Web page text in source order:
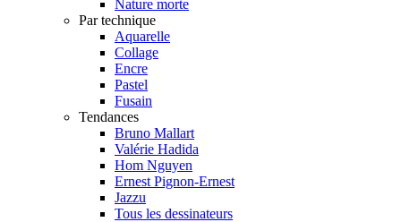
Nature morte
Par technique
Aquarelle
Collage
Encre
Pastel
Fusain
Tendances
Bruno Mallart
Valérie Hadida
Hom Nguyen
Ernest Pignon-Ernest
Jazzu
Tous les dessinateurs